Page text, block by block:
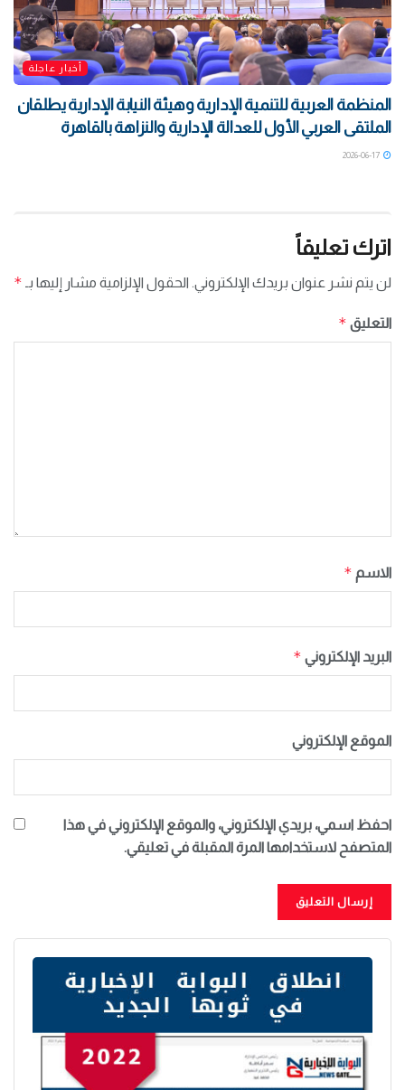
أخبار عاجلة
المنظمة العربية للتنمية الإدارية وهيئة النيابة الإدارية يطلقان
الملتقى العربي الأول للعدالة الإدارية والنزاهة بالقاهرة
اترك تعليقاً
لن يتم نشر عنوان بريدك الإلكتروني. الحقول الإلزامية مشار إليها بـ *
التعليق *
الاسم *
البريد الإلكتروني *
الموقع الإلكتروني
احفظ اسمي، بريدي الإلكتروني، والموقع الإلكتروني في هذا
المتصفح لاستخدامها المرة المقبلة في تعليقي.